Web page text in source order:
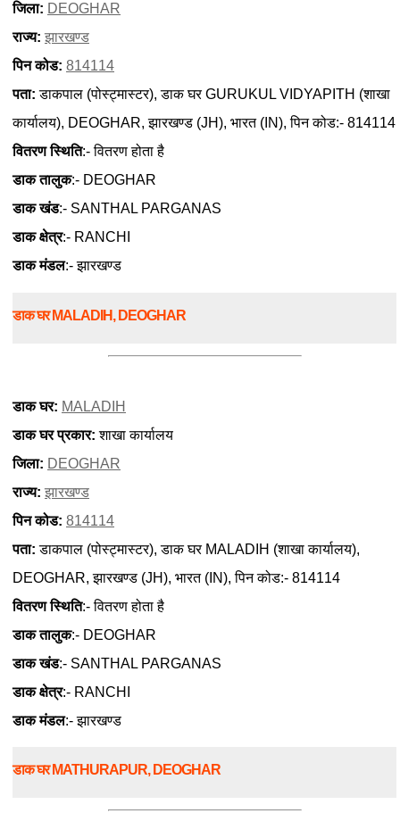
जिला: DEOGHAR
राज्य: झारखण्ड
पिन कोड: 814114
पता: डाकपाल (पोस्ट्मास्टर), डाक घर GURUKUL VIDYAPITH (शाखा
कार्यालय), DEOGHAR, झारखण्ड (JH), भारत (IN), पिन कोड:- 814114
वितरण स्थिति:- वितरण होता है
डाक तालुक:- DEOGHAR
डाक खंड:- SANTHAL PARGANAS
डाक क्षेत्र:- RANCHI
डाक मंडल:- झारखण्ड
डाक घर MALADIH, DEOGHAR
डाक घर: MALADIH
डाक घर प्रकार: शाखा कार्यालय
जिला: DEOGHAR
राज्य: झारखण्ड
पिन कोड: 814114
पता: डाकपाल (पोस्ट्मास्टर), डाक घर MALADIH (शाखा कार्यालय),
DEOGHAR, झारखण्ड (JH), भारत (IN), पिन कोड:- 814114
वितरण स्थिति:- वितरण होता है
डाक तालुक:- DEOGHAR
डाक खंड:- SANTHAL PARGANAS
डाक क्षेत्र:- RANCHI
डाक मंडल:- झारखण्ड
डाक घर MATHURAPUR, DEOGHAR